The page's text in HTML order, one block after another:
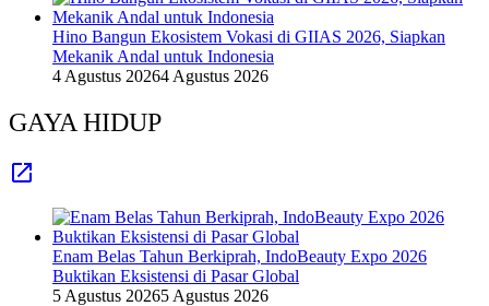
Hino Bangun Ekosistem Vokasi di GIIAS 2026, Siapkan
Mekanik Andal untuk Indonesia
4 Agustus 20264 Agustus 2026
GAYA HIDUP
Enam Belas Tahun Berkiprah, IndoBeauty Expo 2026
Buktikan Eksistensi di Pasar Global
5 Agustus 20265 Agustus 2026